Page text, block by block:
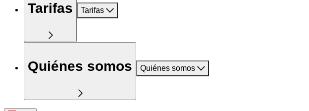
Tarifas Tarifas
Quiénes somos Quiénes somos